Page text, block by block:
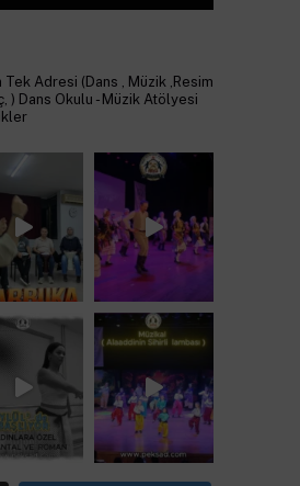
Tek Adresi (Dans , Müzik ,Resim
) Dans Okulu - Müzik Atölyesi